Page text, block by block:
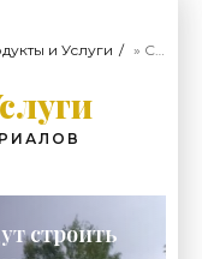
и Услуги » Страница 9
строить